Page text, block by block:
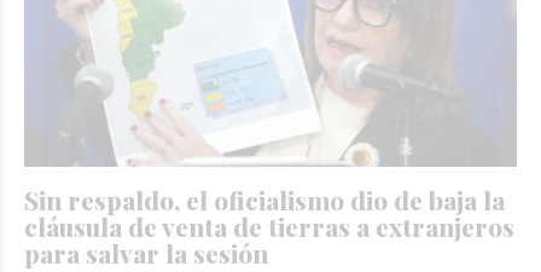
Sin respaldo, el oficialismo dio de baja la
cláusula de venta de tierras a extranjeros
para salvar la sesión